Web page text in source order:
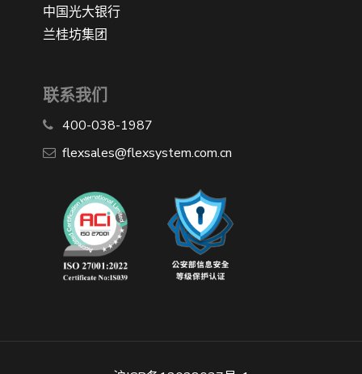
中国光大银行
兰桂坊集团
联系我们
400-038-1987
​flexsales@flexsystem.com.cn